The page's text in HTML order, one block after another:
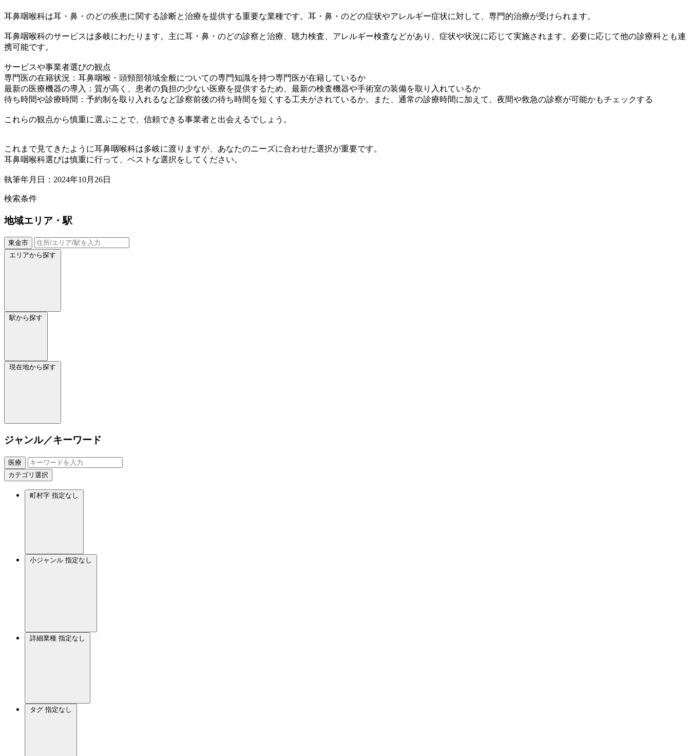
耳鼻咽喉科は耳・鼻・のどの疾患に関する診断と治療を提供する重要な業種です。耳・鼻・のどの症状やアレルギー症状に対して、専門的治療が受けられます。
耳鼻咽喉科のサービスは多岐にわたります。主に耳・鼻・のどの診察と治療、聴力検査、アレルギー検査などがあり、症状や状況に応じて実施されます。必要に応じて他の診療科とも連
携可能です。
サービスや事業者選びの観点
専門医の在籍状況：耳鼻咽喉・頭頸部領域全般についての専門知識を持つ専門医が在籍しているか
最新の医療機器の導入：質が高く、患者の負担の少ない医療を提供するため、最新の検査機器や手術室の装備を取り入れているか
待ち時間や診療時間：予約制を取り入れるなど診察前後の待ち時間を短くする工夫がされているか。また、通常の診療時間に加えて、夜間や救急の診察が可能かもチェックする
これらの観点から慎重に選ぶことで、信頼できる事業者と出会えるでしょう。
これまで見てきたように耳鼻咽喉科は多岐に渡りますが、あなたのニーズに合わせた選択が重要です。
耳鼻咽喉科選びは慎重に行って、ベストな選択をしてください。
執筆年月日：2024年10月26日
検索条件
地域エリア・駅
東金市
エリアから探す
駅から探す
現在地から探す
ジャンル／キーワード
医療
カテゴリ選択
町村字 指定なし
小ジャンル 指定なし
詳細業種 指定なし
タグ 指定なし